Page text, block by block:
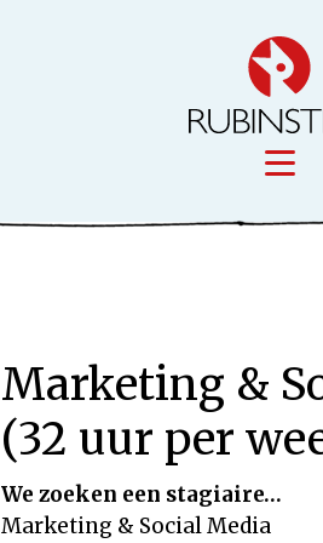
Uw merk
Marketing &
(32 uur per
We zoeken een stagiaire…
Marketing & Social Media